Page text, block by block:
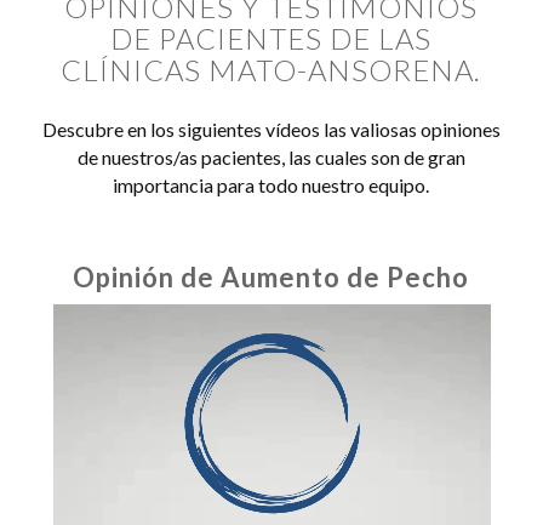
DE PACIENTES DE LAS
CLÍNICAS MATO-ANSORENA.
Descubre en los siguientes vídeos las valiosas opiniones
de nuestros/as pacientes, las cuales son de gran
importancia para todo nuestro equipo.
Opinión de Aumento de Pecho